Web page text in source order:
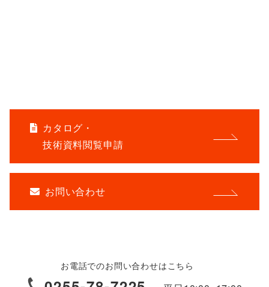
カタログ・
技術資料閲覧申請
お問い合わせ
お電話でのお問い合わせはこちら